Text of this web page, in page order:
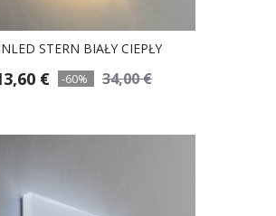
STERN BIAŁY CIEPŁY
€ -60% 34,00 €